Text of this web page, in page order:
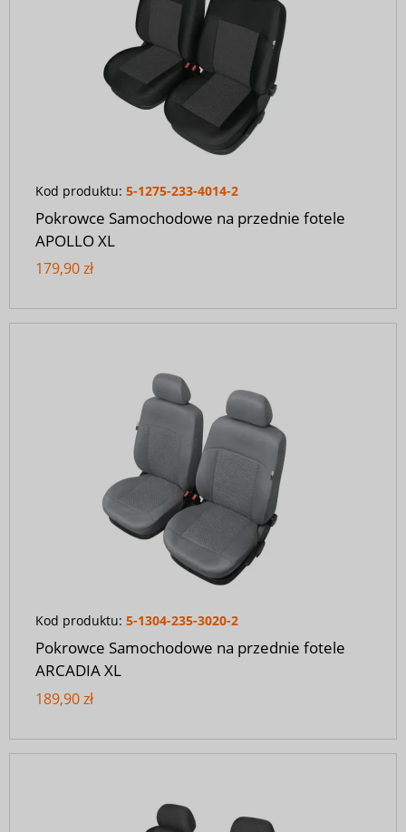
Kod produktu: 5-1275-233-4014-2
Pokrowce Samochodowe na przednie fotele
APOLLO XL
179,90 zł
Kod produktu: 5-1304-235-3020-2
Pokrowce Samochodowe na przednie fotele
ARCADIA XL
189,90 zł